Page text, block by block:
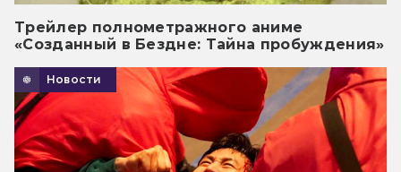
Трейлер полнометражного аниме
«Созданный в Бездне: Тайна пробуждения»
Новости